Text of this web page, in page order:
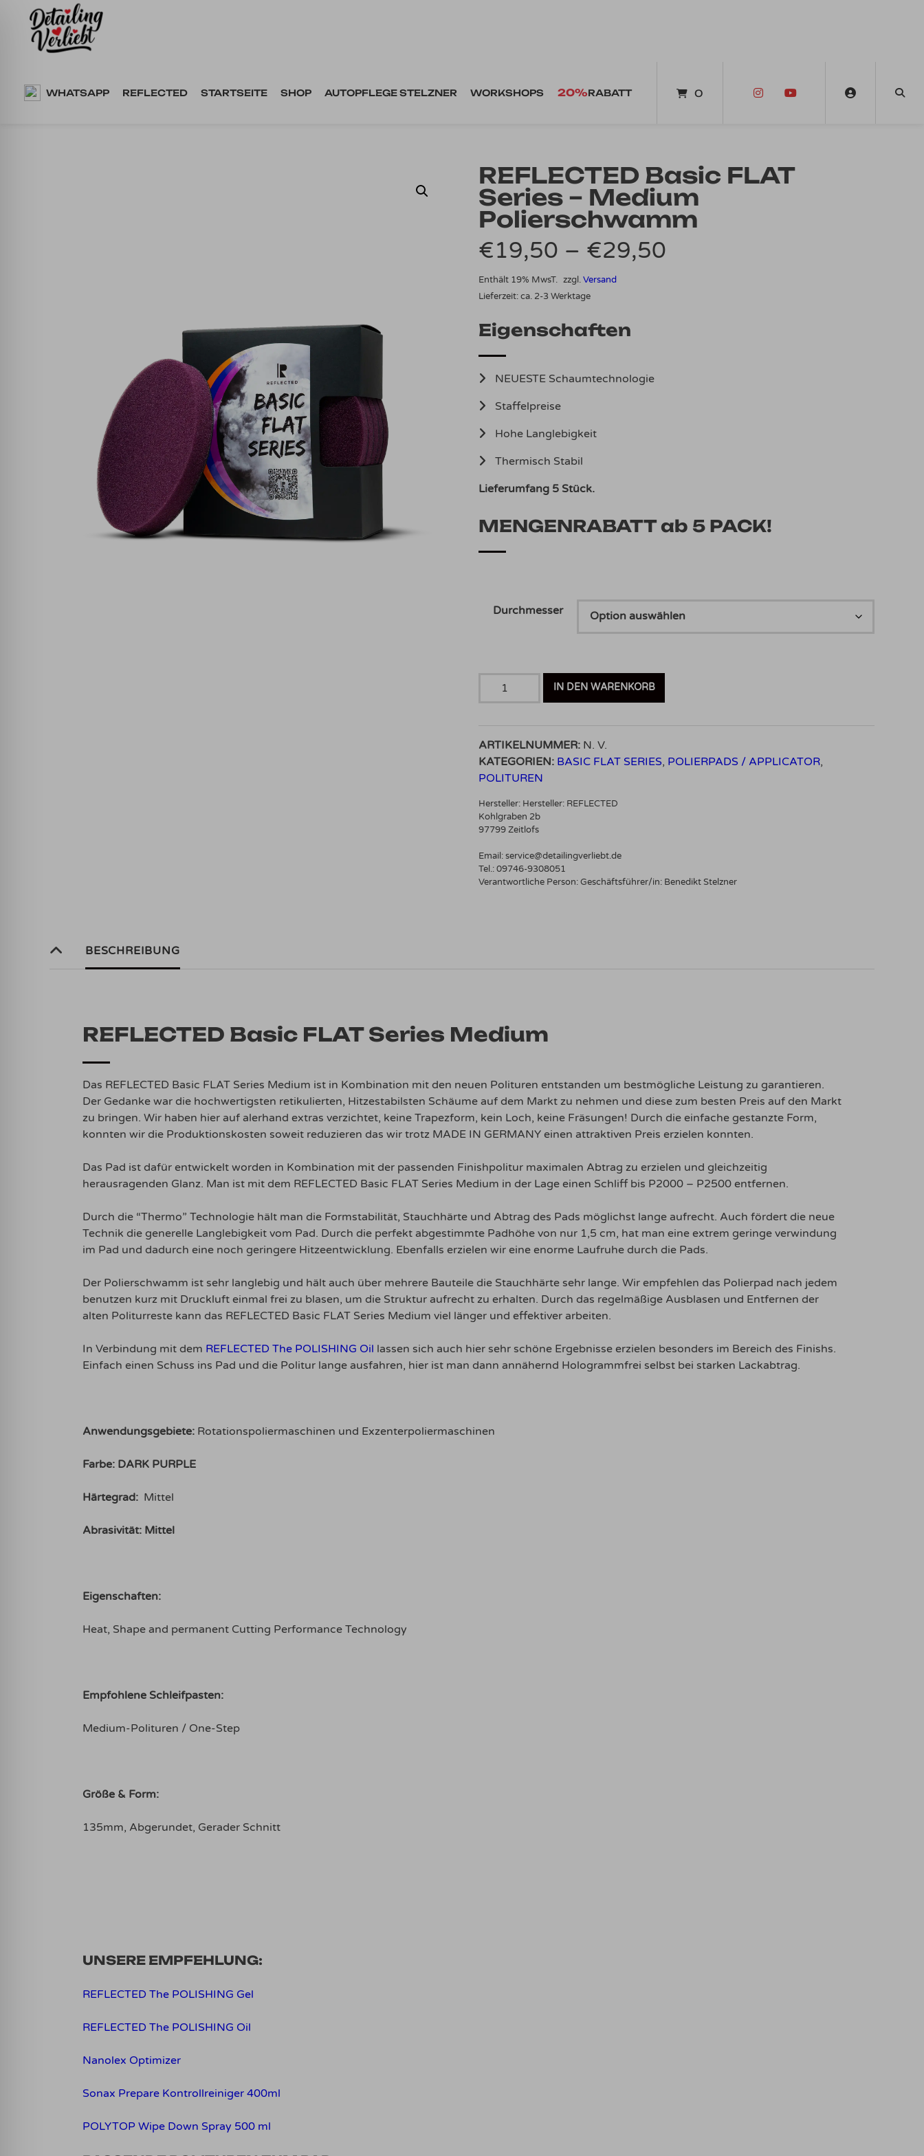
Springe
WHATSAPP REFLECTED STARTSEITE SHOP AUTOPFLEGE STELZNER WORKSHOPS 20%RABATT 0
REFLECTED Basic FLAT
Series – Medium
Polierschwamm
€19,50 – €29,50
Enthält 19% MwsT. zzgl.Versand
Lieferzeit: ca. 2-3 Werktage
Eigenschaften
NEUESTE Schaumtechnologie
Staffelpreise
Hohe Langlebigkeit
Thermisch Stabil
Lieferumfang 5 Stück.
MENGENRABATT ab 5 PACK!
Durchmesser
-
Medium
Polierschwamm
IN DEN WARENKORB
ARTIKELNUMMER: N. V.
KATEGORIEN: BASIC FLAT SERIES, POLIERPADS / APPLICATOR,
POLITUREN
Hersteller: Hersteller: REFLECTED
Kohlgraben 2b
97799 Zeitlofs
Email: service@detailingverliebt.de
Tel.: 09746-9308051
Verantwortliche Person:Geschäftsführer/in: Benedikt Stelzner
BESCHREIBUNG
REFLECTED Basic FLAT Series Medium
Das REFLECTED Basic FLAT Series Medium ist in Kombination mit den neuen Polituren entstanden um bestmögliche Leistung zu garantieren.
Der Gedanke war die hochwertigsten retikulierten, Hitzestabilsten Schäume auf dem Markt zu nehmen und diese zum besten Preis auf den Markt
zu bringen. Wir haben hier auf alerhand extras verzichtet, keine Trapezform, kein Loch, keine Fräsungen! Durch die einfache gestanzte Form,
konnten wir die Produktionskosten soweit reduzieren das wir trotz MADE IN GERMANY einen attraktiven Preis erzielen konnten.
Das Pad ist dafür entwickelt worden in Kombination mit der passenden Finishpolitur maximalen Abtrag zu erzielen und gleichzeitig
herausragenden Glanz. Man ist mit dem REFLECTED Basic FLAT Series Medium in der Lage einen Schliff bis P2000 – P2500 entfernen.
Durch die “Thermo” Technologie hält man die Formstabilität, Stauchhärte und Abtrag des Pads möglichst lange aufrecht. Auch fördert die neue
Technik die generelle Langlebigkeit vom Pad. Durch die perfekt abgestimmte Padhöhe von nur 1,5 cm, hat man eine extrem geringe verwindung
im Pad und dadurch eine noch geringere Hitzeentwicklung. Ebenfalls erzielen wir eine enorme Laufruhe durch die Pads.
Der Polierschwamm ist sehr langlebig und hält auch über mehrere Bauteile die Stauchhärte sehr lange. Wir empfehlen das Polierpad nach jedem
benutzen kurz mit Druckluft einmal frei zu blasen, um die Struktur aufrecht zu erhalten. Durch das regelmäßige Ausblasen und Entfernen der
alten Politurreste kann das REFLECTED Basic FLAT Series Medium viel länger und effektiver arbeiten.
In Verbindung mit dem REFLECTED The POLISHING Oil lassen sich auch hier sehr schöne Ergebnisse erzielen besonders im Bereich des Finishs.
Einfach einen Schuss ins Pad und die Politur lange ausfahren, hier ist man dann annähernd Hologrammfrei selbst bei starken Lackabtrag.
Anwendungsgebiete: Rotationspoliermaschinen und Exzenterpoliermaschinen
Farbe: DARK PURPLE
Härtegrad: Mittel
Abrasivität: Mittel
Eigenschaften:
Heat, Shape and permanent Cutting Performance Technology
Empfohlene Schleifpasten:
Medium-Polituren / One-Step
Größe & Form:
135mm, Abgerundet, Gerader Schnitt
UNSERE EMPFEHLUNG:
REFLECTED The POLISHING Gel
REFLECTED The POLISHING Oil
Nanolex Optimizer
Sonax Prepare Kontrollreiniger 400ml
POLYTOP Wipe Down Spray 500 ml